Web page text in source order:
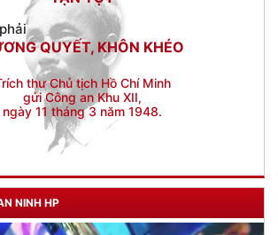
Trích thư Chủ tịch Hồ Chí Minh
gửi Công an Khu XII,
ngày 11 tháng 3 năm 1948.
NINH HP